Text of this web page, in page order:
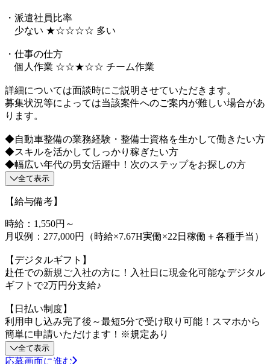
・派遣社員比率
少ない ★☆☆☆☆ 多い
・仕事の仕方
個人作業 ☆☆★☆☆ チーム作業
詳細については面談時にご説明させていただきます。
募集状況等によっては当該案件へのご案内が難しい場合があ
ります。
◆自動車整備の業務経験・整備士資格を生かして働きたい方
◆スキルを活かしてしっかり稼ぎたい方
◆幅広い年代の男女活躍中！次のステップをお探しの方
全て表示
【給与備考】
時給：1,550円～
月収例：277,000円（時給×7.67H実働×22日稼働＋各種手当）
【デジタルギフト】
赴任での新規ご入社の方に！入社日に現金化可能なデジタル
ギフトで2万円分支給♪
【日払い制度】
利用申し込み完了後～最短5分で受け取り可能！スマホから
簡単に申請いただけます！※規定あり
全て表示
応募画面に進む